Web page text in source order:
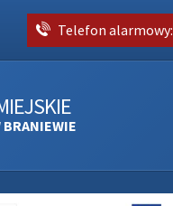
Telefon alarmowy:
BRANIEWIE